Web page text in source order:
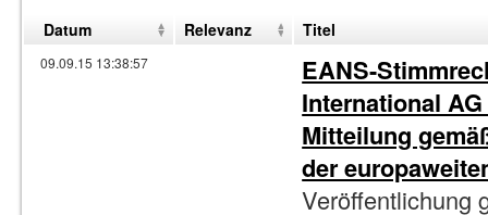
Datum Relevanz Titel
09.09.15 13:38:57
EANS-
International
Mitteilung
der
Veröffentlichung